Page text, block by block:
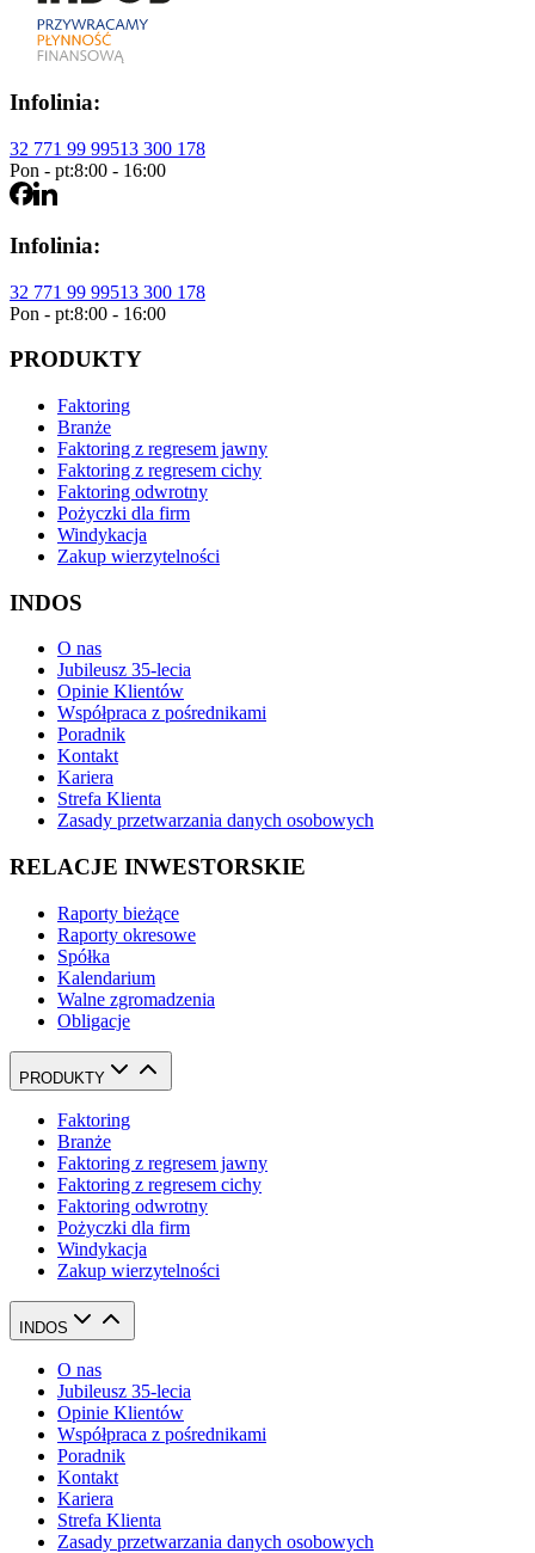
Infolinia:
32 771 99 99513 300 178
Pon - pt:8:00 - 16:00
Infolinia:
32 771 99 99513 300 178
Pon - pt:8:00 - 16:00
PRODUKTY
Faktoring
Branże
Faktoring z regresem jawny
Faktoring z regresem cichy
Faktoring odwrotny
Pożyczki dla firm
Windykacja
Zakup wierzytelności
INDOS
O nas
Jubileusz 35-lecia
Opinie Klientów
Współpraca z pośrednikami
Poradnik
Kontakt
Kariera
Strefa Klienta
Zasady przetwarzania danych osobowych
RELACJE INWESTORSKIE
Raporty bieżące
Raporty okresowe
Spółka
Kalendarium
Walne zgromadzenia
Obligacje
PRODUKTY
Faktoring
Branże
Faktoring z regresem jawny
Faktoring z regresem cichy
Faktoring odwrotny
Pożyczki dla firm
Windykacja
Zakup wierzytelności
INDOS
O nas
Jubileusz 35-lecia
Opinie Klientów
Współpraca z pośrednikami
Poradnik
Kontakt
Kariera
Strefa Klienta
Zasady przetwarzania danych osobowych